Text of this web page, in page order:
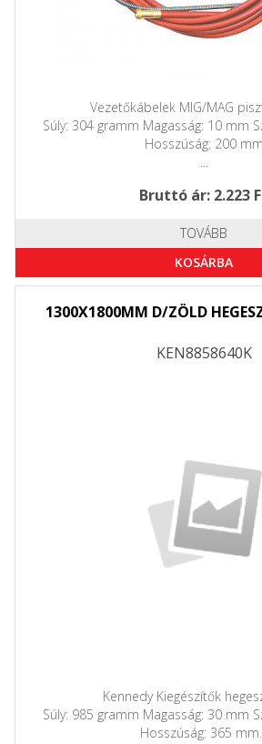
Vezetőkábelek MIG/MAG
Súly: 304 gramm Magasság: 10 mm
Hosszúság: 200 mm
...
Bruttó ár: 2.223
TOVÁBB
KOSÁRBA
1300X1800MM D/ZÖLD
KEN8858640K
Kennedy Kiegészítők
Súly: 985 gramm Magasság: 30 mm
Hosszúság: 365